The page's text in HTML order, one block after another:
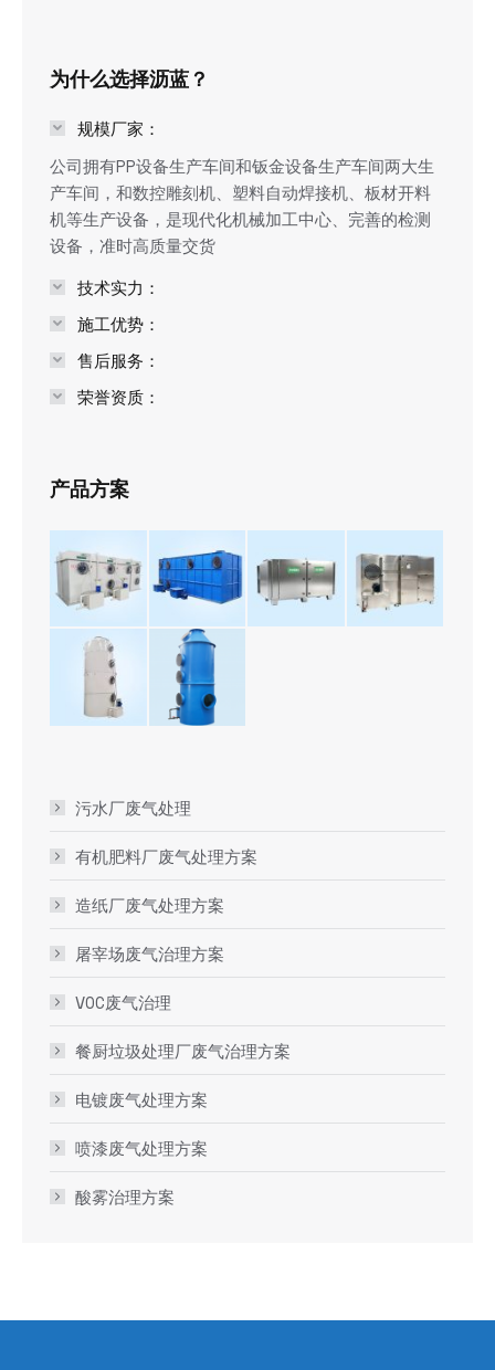
为什么选择沥蓝？
规模厂家：
公司拥有PP设备生产车间和钣金设备生产车间两大生
产车间，和数控雕刻机、塑料自动焊接机、板材开料
机等生产设备，是现代化机械加工中心、完善的检测
设备，准时高质量交货
技术实力：
施工优势：
售后服务：
荣誉资质：
产品方案
污水厂废气处理
有机肥料厂废气处理方案
造纸厂废气处理方案
屠宰场废气治理方案
VOC废气治理
餐厨垃圾处理厂废气治理方案
电镀废气处理方案
喷漆废气处理方案
酸雾治理方案